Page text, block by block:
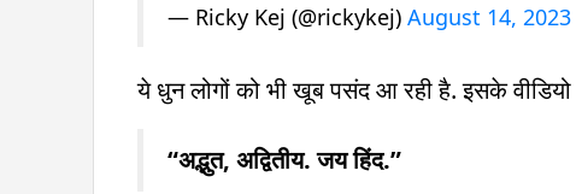
— Ricky Kej (@rickykej) August 14, 2023
ये धुन लोगों को भी खूब पसंद आ रही है. इसके
“अद्भुत, अद्वितीय. जय हिंद.”